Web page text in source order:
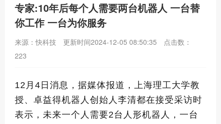
专家:10年后每个人需要两台机器人 一台替
你工作 一台为你服务
来源：快科技 更新时间2024-12-05 08:50:35
点击数：
223
12月4日消息，据媒体报道，上海理工大学教
授、卓益得机器人创始人李清都在接受采访时
表示， 未来一个人需要2台人形机器人，一台